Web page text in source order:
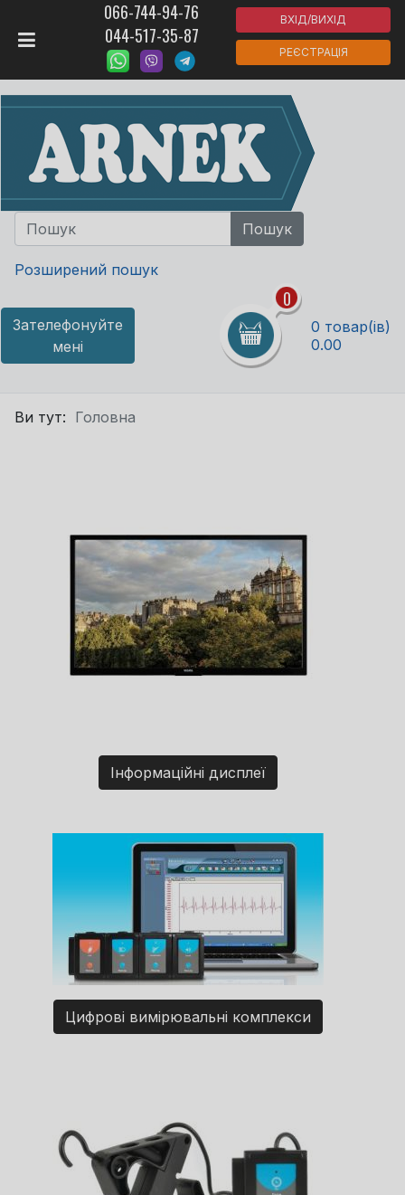
066-744-94-76
044-517-35-87
ВХІД/ВИХІД
РЕЄСТРАЦІЯ
Розширений пошук
Зателефонуйте
мені
0
0 товар(ів)
0.00
Ви тут: Головна
Інформаційні дисплеї
Цифрові вимірювальні комплекси